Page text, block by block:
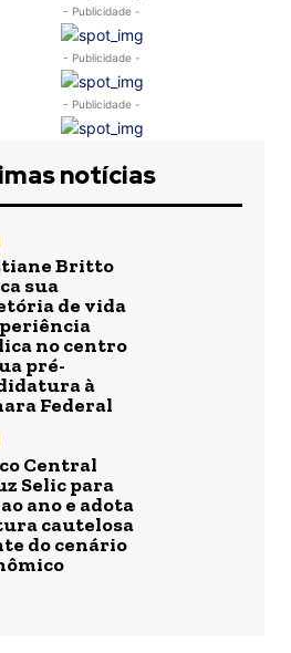
- Publicidade -
- Publicidade -
- Publicidade -
notícias
Britto
sua
de vida
no centro
pré-
à
Federal
Central
Selic para
ao ano e adota
cautelosa
do cenário